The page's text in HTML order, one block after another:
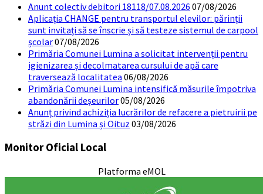
Anunt colectiv debitori 18118/07.08.2026 07/08/2026
Aplicația CHANGE pentru transportul elevilor: părinții
sunt invitați să se înscrie și să testeze sistemul de carpool
școlar07/08/2026
Primăria Comunei Lumina a solicitat intervenții pentru
igienizarea și decolmatarea cursului de apă care
traversează localitatea 06/08/2026
Primăria Comunei Lumina intensifică măsurile împotriva
abandonării deșeurilor05/08/2026
Anunț privind achiziția lucrărilor de refacere a pietruirii pe
străzi din Lumina și Oituz 03/08/2026
Monitor Oficial Local
Platforma eMOL